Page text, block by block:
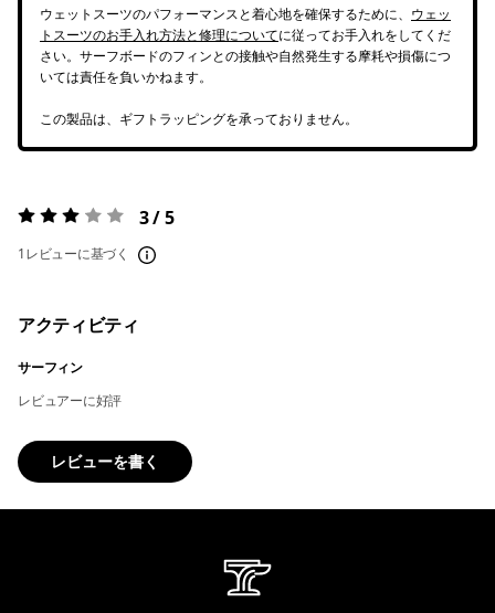
ウェットスーツのパフォーマンスと着心地を確保するために、 ウェッ
トスーツのお手入れ方法と修理についてに従ってお手入れをしてくだ
さい。サーフボードのフィンとの接触や自然発生する摩耗や損傷につ
いては責任を負いかねます。
この製品は、ギフトラッピングを承っておりません。
評価:3 / 5 3 / 5
1レビューに基づく
アクティビティ
サーフィン
レビュアーに好評
レビューを書く